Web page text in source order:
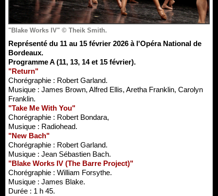
"Blake Works IV" © Theik Smith.
Représenté du 11 au 15 février 2026 à l'Opéra National de
Bordeaux.
Programme A (11, 13, 14 et 15 février).
"Return"
Chorégraphie : Robert Garland.
Musique : James Brown, Alfred Ellis, Aretha Franklin, Carolyn
Franklin.
"Take Me With You"
Chorégraphie : Robert Bondara,
Musique : Radiohead.
"New Bach"
Chorégraphie : Robert Garland.
Musique : Jean Sébastien Bach.
"Blake Works IV (The Barre Project)"
Chorégraphie : William Forsythe.
Musique : James Blake.
Durée : 1 h 45.